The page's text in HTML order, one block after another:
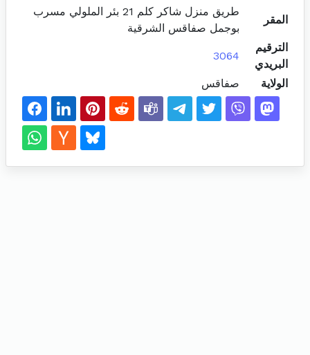
المقر
طريق منزل شاكر كلم 21 بئر الملولي مسرب
بوجمل صفاقس الشرقية
الترقيم
البريدي
3064
الولاية صفاقس